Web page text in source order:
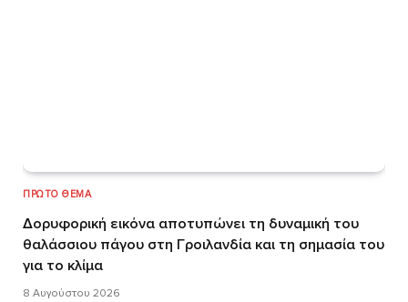
ΠΡΏΤΟ ΘΈΜΑ
Δορυφορική εικόνα αποτυπώνει τη δυναμική του
θαλάσσιου πάγου στη Γροιλανδία και τη σημασία του
για το κλίμα
8 Αυγούστου 2026